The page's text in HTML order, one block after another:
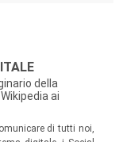
della
ai
di tutti noi,